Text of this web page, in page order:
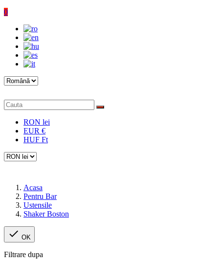
0
RON lei
EUR €
HUF Ft
Acasa
Pentru Bar
Ustensile
Shaker Boston
 OK
Filtrare dupa